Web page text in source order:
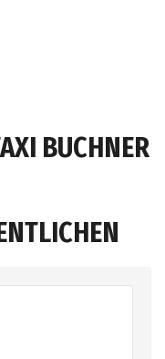
BUCHNER